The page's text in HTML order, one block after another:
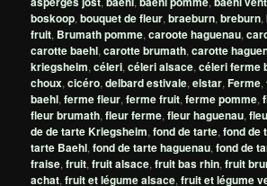
boskoop,bouquet de fleur,braeburn,breburn,
fruit, Brumath pomme,caroote haguenau,
carotte baehl,carotte brumath,carotte
kriegsheim,céleri,céleri alsace,céleri ferme
choux,cicéro,delbard estivale,elstar,Ferme,
baehl,ferme fleur,ferme fruit,ferme pomme,
fleur brumath,fleur ferme,fleur haguenau,
de de tarte Kriegsheim,fond de tarte,fond de
tarte Baehl,fond de tarte haguenau,fond de
fraise,fruit,fruit alsace,fruit bas rhin,fruit
achat,fruit et légume alsace,fruit et légume